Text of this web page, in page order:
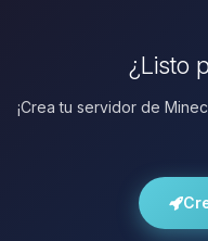
¿Listo
¡Crea tu servidor de